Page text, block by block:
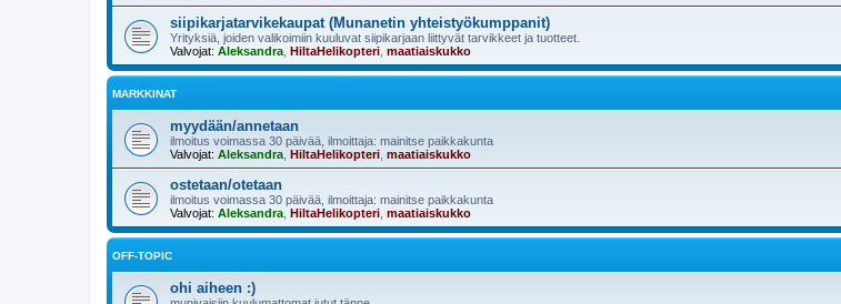
siipikarjatarvikekaupat (Munanetin yhteistyökumppanit)
Yrityksiä, joiden valikoimiin kuuluvat siipikarjaan liittyvät tarvikkeet ja tuotteet.
Valvojat: Aleksandra HiltaHelikopteri maatiaiskukko
MARKKINAT
myydään/annetaan
ilmoitus voimassa 30 päivää, ilmoittaja: mainitse paikkakunta
Valvojat: Aleksandra HiltaHelikopteri maatiaiskukko
ostetaan/otetaan
ilmoitus voimassa 30 päivää, ilmoittaja: mainitse paikkakunta
Valvojat: Aleksandra HiltaHelikopteri maatiaiskukko
OFF-TOPIC
ohi aiheen :)